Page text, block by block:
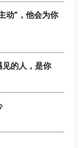
动”，他会为你
的人，是你